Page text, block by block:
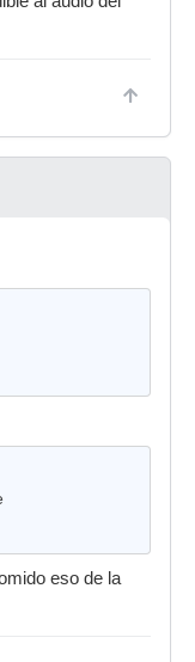
eso de la